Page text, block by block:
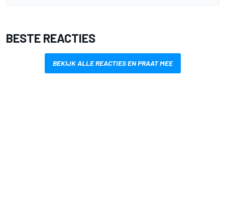
BESTE REACTIES
BEKIJK ALLE REACTIES EN PRAAT MEE